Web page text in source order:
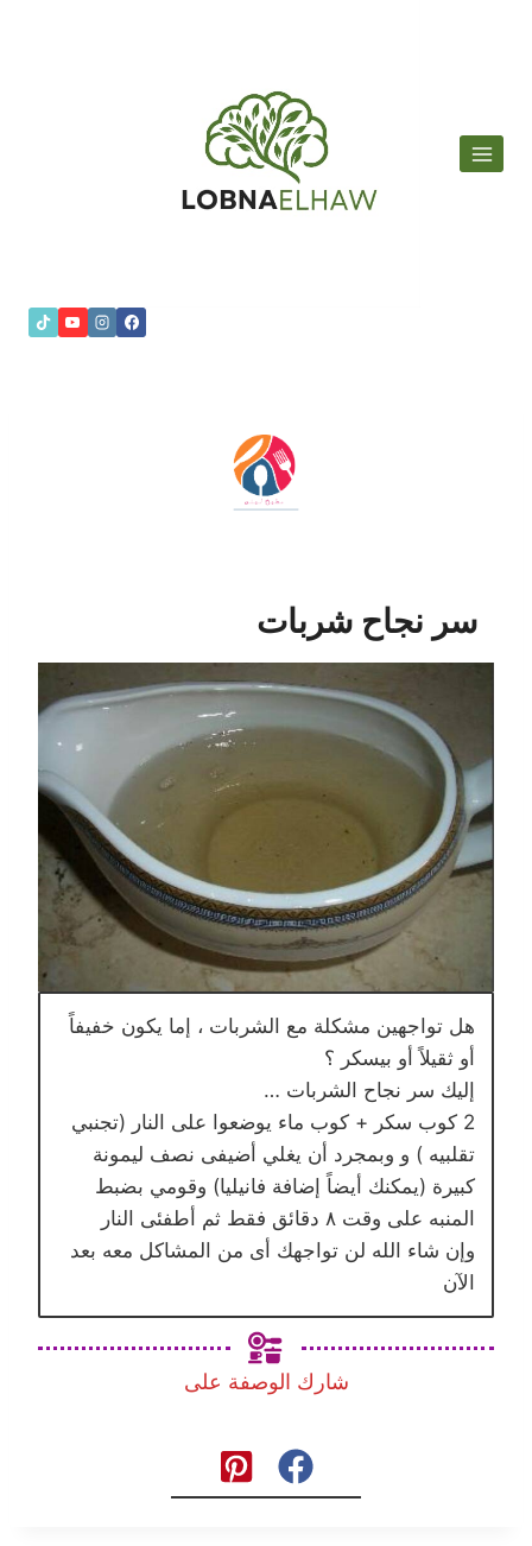
سر نجاح شربات
هل تواجهين مشكلة مع الشربات ، إما يكون خفيفاً
أو ثقيلاً أو بيسكر ؟
إليك سر نجاح الشربات …
2 كوب سكر + كوب ماء يوضعوا على النار (تجنبي
تقلبيه ) و وبمجرد أن يغلي أضيفى نصف ليمونة
كبيرة (يمكنك أيضاً إضافة فانيليا) وقومي بضبط
المنبه على وقت ٨ دقائق فقط ثم أطفئى النار
وإن شاء الله لن تواجهك أى من المشاكل معه بعد
اﻵن
شارك الوصفة على